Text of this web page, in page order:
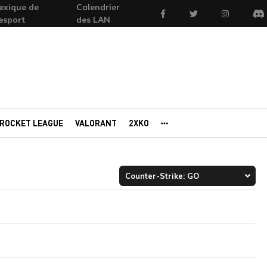
de
Calendrier
des LAN
FacebookTwitter Instagram
ROCKET LEAGUE VALORANT 2XKO